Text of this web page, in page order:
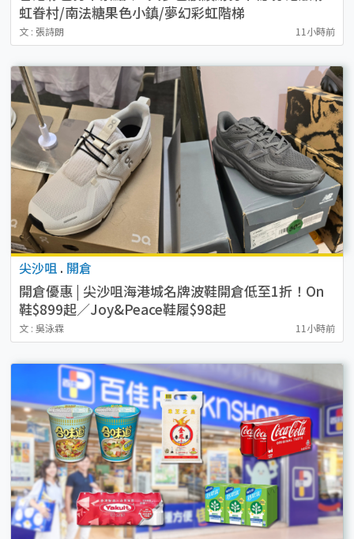
虹眷村/南法糖果色小鎮/夢幻彩虹階梯
文 : 張詩朗 11小時前
尖沙咀 . 開倉
開倉優惠 | 尖沙咀海港城名牌波鞋開倉低至1折！On
鞋$899起／Joy&Peace鞋履$98起
文 : 吳泳霖 11小時前